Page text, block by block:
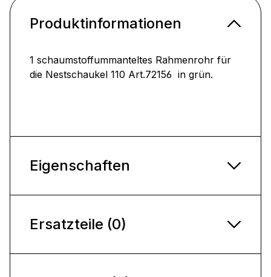
Produktinformationen
1 schaumstoffummanteltes Rahmenrohr für
die Nestschaukel 110 Art.72156 in grün.
Eigenschaften
Ersatzteile (0)